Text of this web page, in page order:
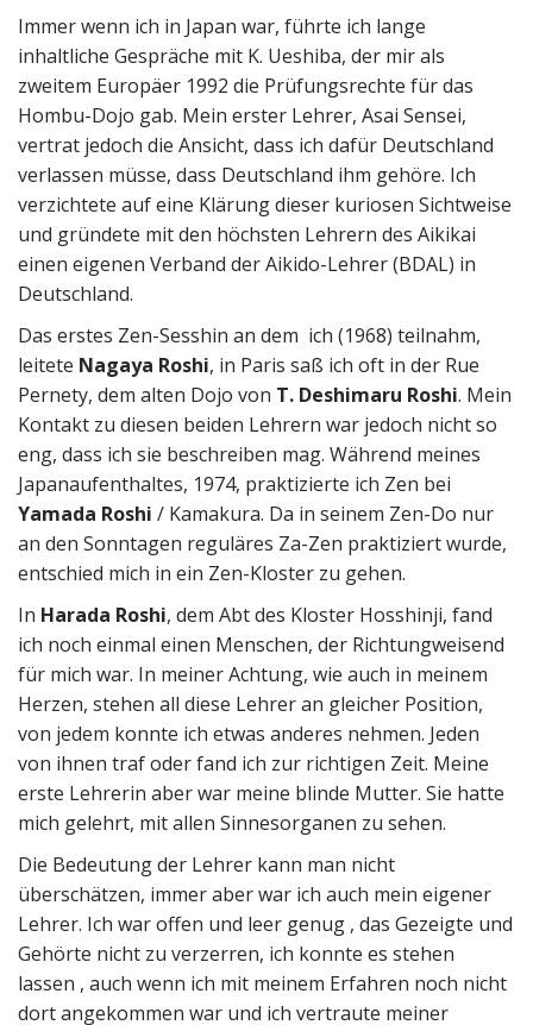
Immer wenn ich in Japan war, führte ich lange
inhaltliche Gespräche mit K. Ueshiba, der mir als
zweitem Europäer 1992 die Prüfungsrechte für das
Hombu-Dojo gab. Mein erster Lehrer, Asai Sensei,
vertrat jedoch die Ansicht, dass ich dafür Deutschland
verlassen müsse, dass Deutschland ihm gehöre. Ich
verzichtete auf eine Klärung dieser kuriosen Sichtweise
und gründete mit den höchsten Lehrern des Aikikai
einen eigenen Verband der Aikido-Lehrer (BDAL) in
Deutschland.
Das erstes Zen-Sesshin an dem ich (1968) teilnahm,
leitete Nagaya Roshi, in Paris saß ich oft in der Rue
Pernety, dem alten Dojo von T. Deshimaru Roshi. Mein
Kontakt zu diesen beiden Lehrern war jedoch nicht so
eng, dass ich sie beschreiben mag. Während meines
Japanaufenthaltes, 1974, praktizierte ich Zen bei
Yamada Roshi / Kamakura. Da in seinem Zen-Do nur
an den Sonntagen reguläres Za-Zen praktiziert wurde,
entschied mich in ein Zen-Kloster zu gehen.
In Harada Roshi, dem Abt des Kloster Hosshinji, fand
ich noch einmal einen Menschen, der Richtungweisend
für mich war. In meiner Achtung, wie auch in meinem
Herzen, stehen all diese Lehrer an gleicher Position,
von jedem konnte ich etwas anderes nehmen. Jeden
von ihnen traf oder fand ich zur richtigen Zeit. Meine
erste Lehrerin aber war meine blinde Mutter. Sie hatte
mich gelehrt, mit allen Sinnesorganen zu sehen.
Die Bedeutung der Lehrer kann man nicht
überschätzen, immer aber war ich auch mein eigener
Lehrer. Ich war offen und leer genug , das Gezeigte und
Gehörte nicht zu verzerren, ich konnte es stehen
lassen , auch wenn ich mit meinem Erfahren noch nicht
dort angekommen war und ich vertraute meiner